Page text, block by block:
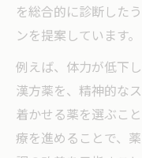
を総合的に診断した
ンを提案しています。
例えば、体力が低下
漢方薬を、精神的な
着かせる薬を選ぶこ
療を進めることで、